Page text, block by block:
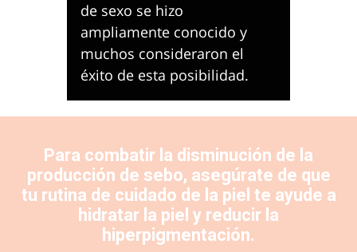
de sexo se hizo
ampliamente conocido y
muchos consideraron el
éxito de esta posibilidad.
Para combatir la disminución de la
producción de sebo, asegúrate de que
tu rutina de cuidado de la piel te ayude a
hidratar la piel y reducir la
hiperpigmentación.